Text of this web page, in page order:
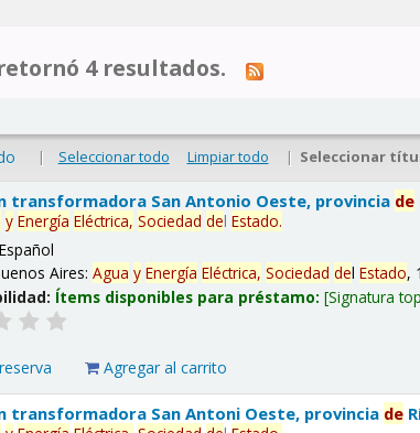
4 resultados.
| Seleccionar todo Limpiar todo | Seleccionar
transformadora San Antonio Oeste, provincia de
y Energía Eléctrica, Sociedad delEstado.
Español
Aires:Agua y Energía Eléctrica, Sociedad delEstado,
Ítems disponibles para préstamo: Signatura
Agregar al carrito
transformadora San Antoni Oeste, provincia de